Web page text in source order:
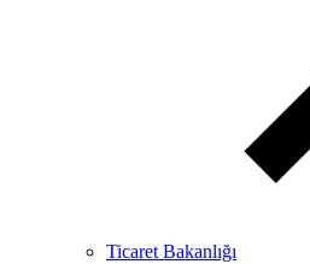
Ticaret Bakanlığı